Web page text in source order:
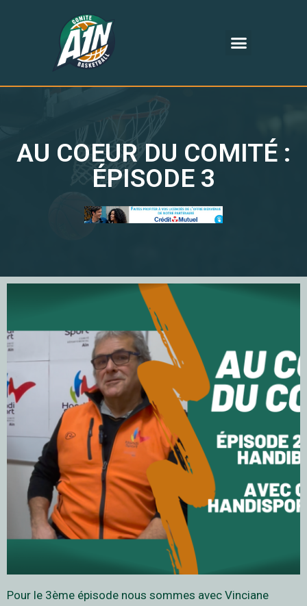
AU COEUR DU COMITÉ :
ÉPISODE 3
Pour le 3ème épisode nous sommes avec Vinciane